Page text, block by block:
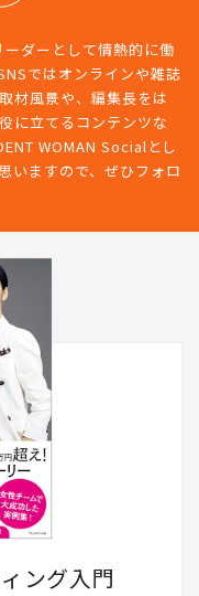
ーダーとして情熱的に働
ではオンラインや雑誌
材風景や、編集長をは
に立てるコンテンツな
WOMAN Socialとし
いますので、ぜひフォロ
ング入門